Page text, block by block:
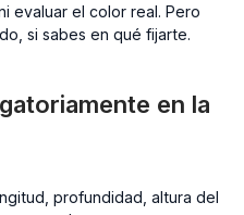
evaluar el color real. Pero
si sabes en qué fijarte.
en la
profundidad, altura del